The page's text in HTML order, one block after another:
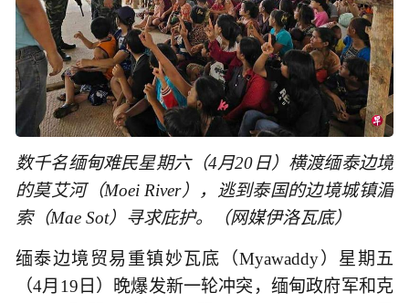
数千名缅甸难民星期六（4月20日）横渡缅泰边境
的莫艾河（Moei River），逃到泰国的边境城镇湄
索（Mae Sot）寻求庇护。（网媒伊洛瓦底）
缅泰边境贸易重镇妙瓦底（Myawaddy）星期五
（4月19日）晚爆发新一轮冲突，缅甸政府军和克